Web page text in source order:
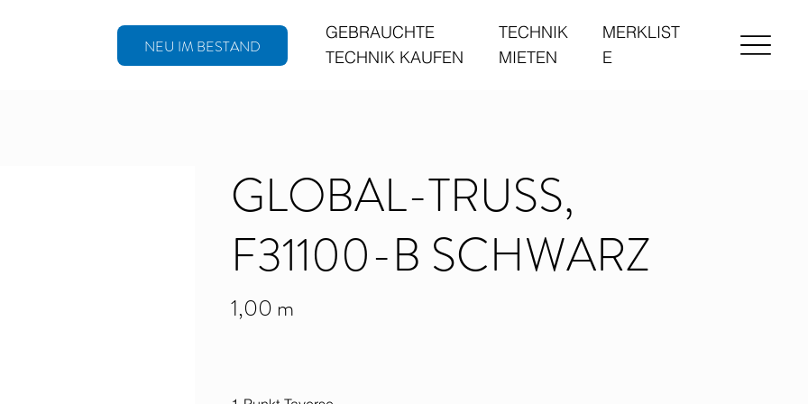
GEBRAUCHTE
TECHNIK KAUFEN
TECHNIK
MIETEN
MERKLIST
E
NEU IM BESTAND
GLOBAL-TRUSS,
F31100-B SCHWARZ
1,00 m